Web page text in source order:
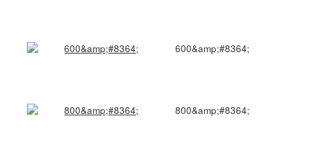
600&amp;#8364;
800&amp;#8364;